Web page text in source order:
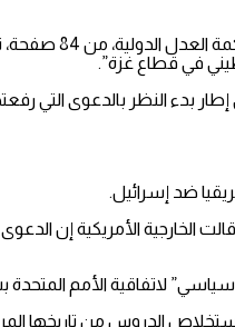
وبهذه الخطوة التحقت
في قطاع غزة”.
11 و12 يناير/كانون الثاني 2024، جلستي استماع
ضد إسرائيل.
الخارجية الأمريكية إن
لاتفاقية الأمم المتحدة
الدروس من تاريخها